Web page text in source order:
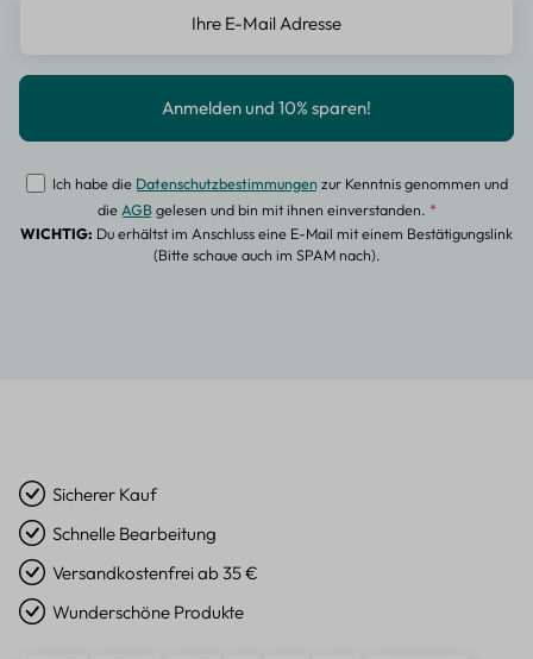
Ich habe die Datenschutzbestimmungenzur Kenntnis genommen und
dieAGBgelesen und bin mit ihnen einverstanden. *
WICHTIG: Du erhältst im Anschluss eine E-Mail mit einem Bestätigungslink
(Bitte schaue auch im SPAM nach).
Sicherer Kauf
Schnelle Bearbeitung
Versandkostenfrei ab 35 €
Wunderschöne Produkte